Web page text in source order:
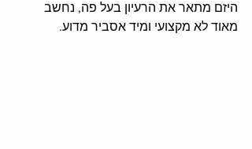
היזם מתאר את הרעיון בעל פה, נחשב
מאוד לא מקצועי ומיד אסביר מדוע.